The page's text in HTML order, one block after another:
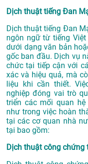
Dịch thuật tiếng Đan
Dịch thuật tiếng Đan
ngôn ngữ từ tiếng
dưới dạng văn bản
gốc ban đầu. Dịch vụ
chức tại tiếp cận với
xác và hiệu quả, mà
liệu khi cần thiết.
nghiệp đóng vai trò
triển các mối quan
như trong việc hoàn
tại các cơ quan nhà
tại bao gồm:
Dịch thuật công